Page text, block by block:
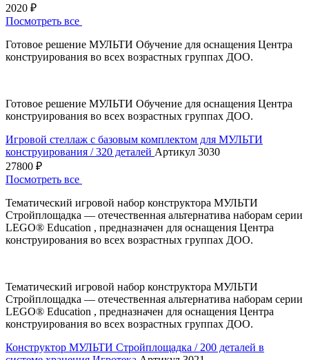
2020 ₽
Посмотреть все
Готовое решение МУЛЬТИ Обучение для оснащения Центра
конструирования во всех возрастных группах ДОО.
Готовое решение МУЛЬТИ Обучение для оснащения Центра
конструирования во всех возрастных группах ДОО.
Игровой стеллаж с базовым комплектом для МУЛЬТИ
конструирования / 320 деталей Артикул 3030
27800 ₽
Посмотреть все
Тематический игровой набор конструктора МУЛЬТИ
Стройплощадка — отечественная альтернатива наборам серии
LEGO® Education , предназначен для оснащения Центра
конструирования во всех возрастных группах ДОО.
Тематический игровой набор конструктора МУЛЬТИ
Стройплощадка — отечественная альтернатива наборам серии
LEGO® Education , предназначен для оснащения Центра
конструирования во всех возрастных группах ДОО.
Конструктор МУЛЬТИ Стройплощадка / 200 деталей в